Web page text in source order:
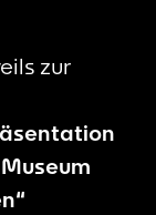
zur